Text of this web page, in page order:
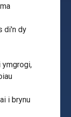
di'n dy
ymgrogi,
i brynu